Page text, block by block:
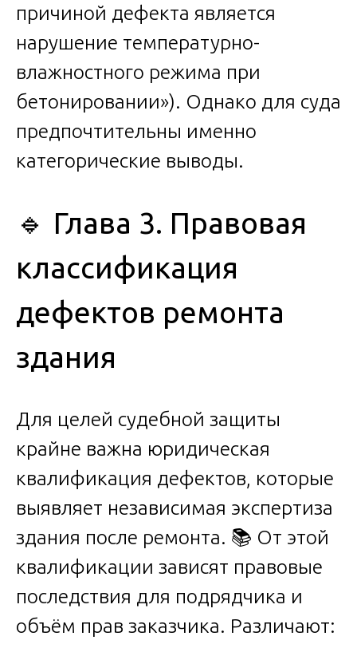
причиной дефекта является
нарушение температурно-
влажностного режима при
бетонировании»). Однако для суда
предпочтительны именно
категорические выводы.
🔹 Глава 3. Правовая
классификация
дефектов ремонта
здания
Для целей судебной защиты
крайне важна юридическая
квалификация дефектов, которые
выявляет независимая экспертиза
здания после ремонта. 📚 От этой
квалификации зависят правовые
последствия для подрядчика и
объём прав заказчика. Различают: